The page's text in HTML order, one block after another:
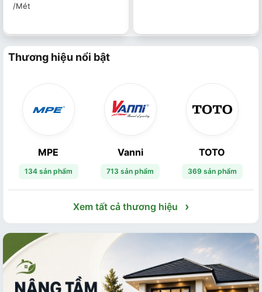
/Mét
Thương hiệu nổi bật
MPE
134 sản phẩm
Vanni
713 sản phẩm
TOTO
369 sản phẩm
Xem tất cả thương hiệu ›